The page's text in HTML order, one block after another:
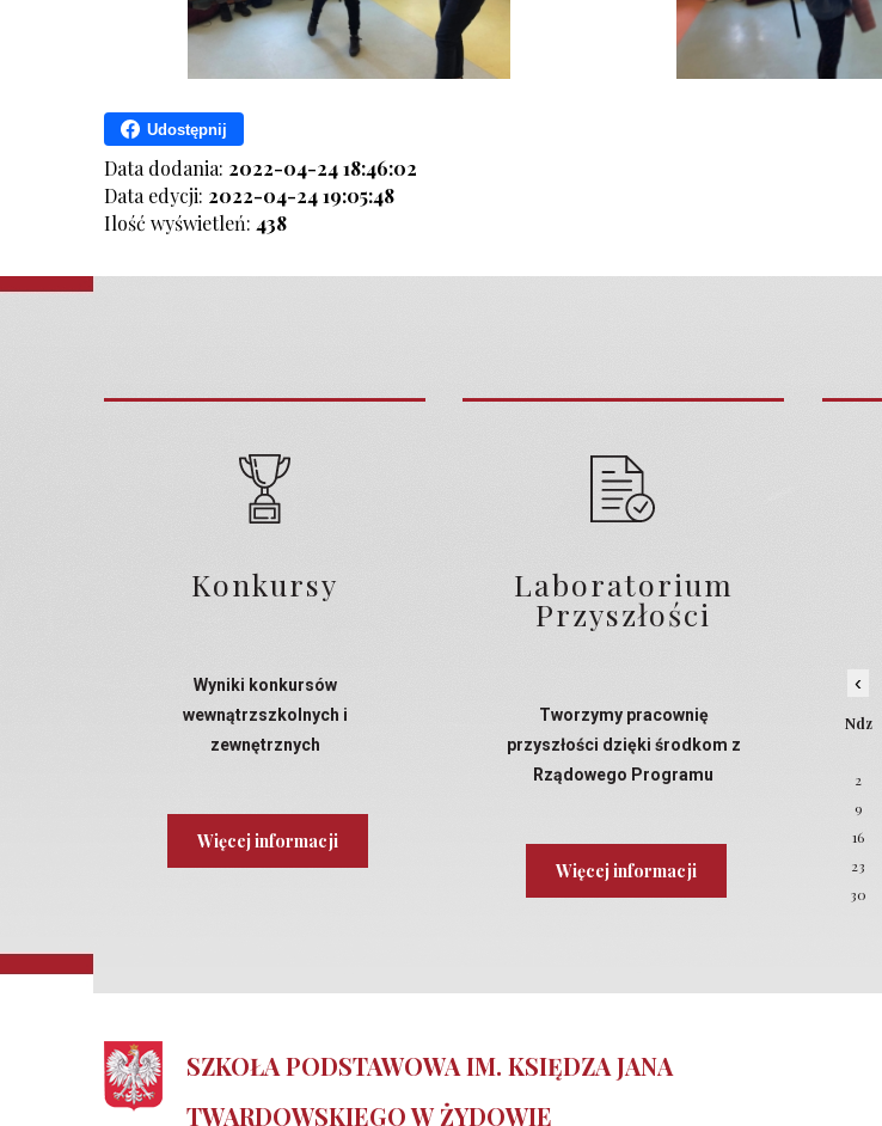
Udostępnij
Data dodania: 2022-04-24 18:46:02
Data edycji: 2022-04-24 19:05:48
Ilość wyświetleń: 438
Konkursy
Wyniki konkursów
wewnątrzszkolnych i
zewnętrznych
Więcej informacji
Laboratorium
Przyszłości
Tworzymy pracownię
przyszłości dzięki środkom z
Rządowego Programu
Więcej informacji
‹
Ndz
2
9
16
23
30
SZKOŁA PODSTAWOWA IM. KSIĘDZA JANA
TWARDOWSKIEGO W ŻYDOWIE